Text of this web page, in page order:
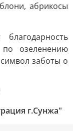
абрикосы
озеленению
заботы о
г.Сунжа"